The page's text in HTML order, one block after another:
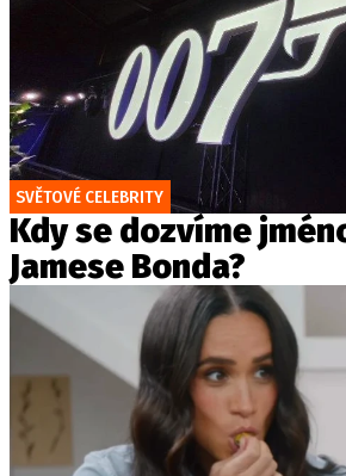
SVĚTOVÉ CELEBRITY
Kdy se dozvíme
Jamese Bonda?